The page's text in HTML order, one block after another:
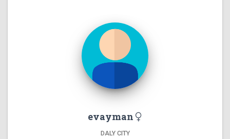
evayman
DALY CITY